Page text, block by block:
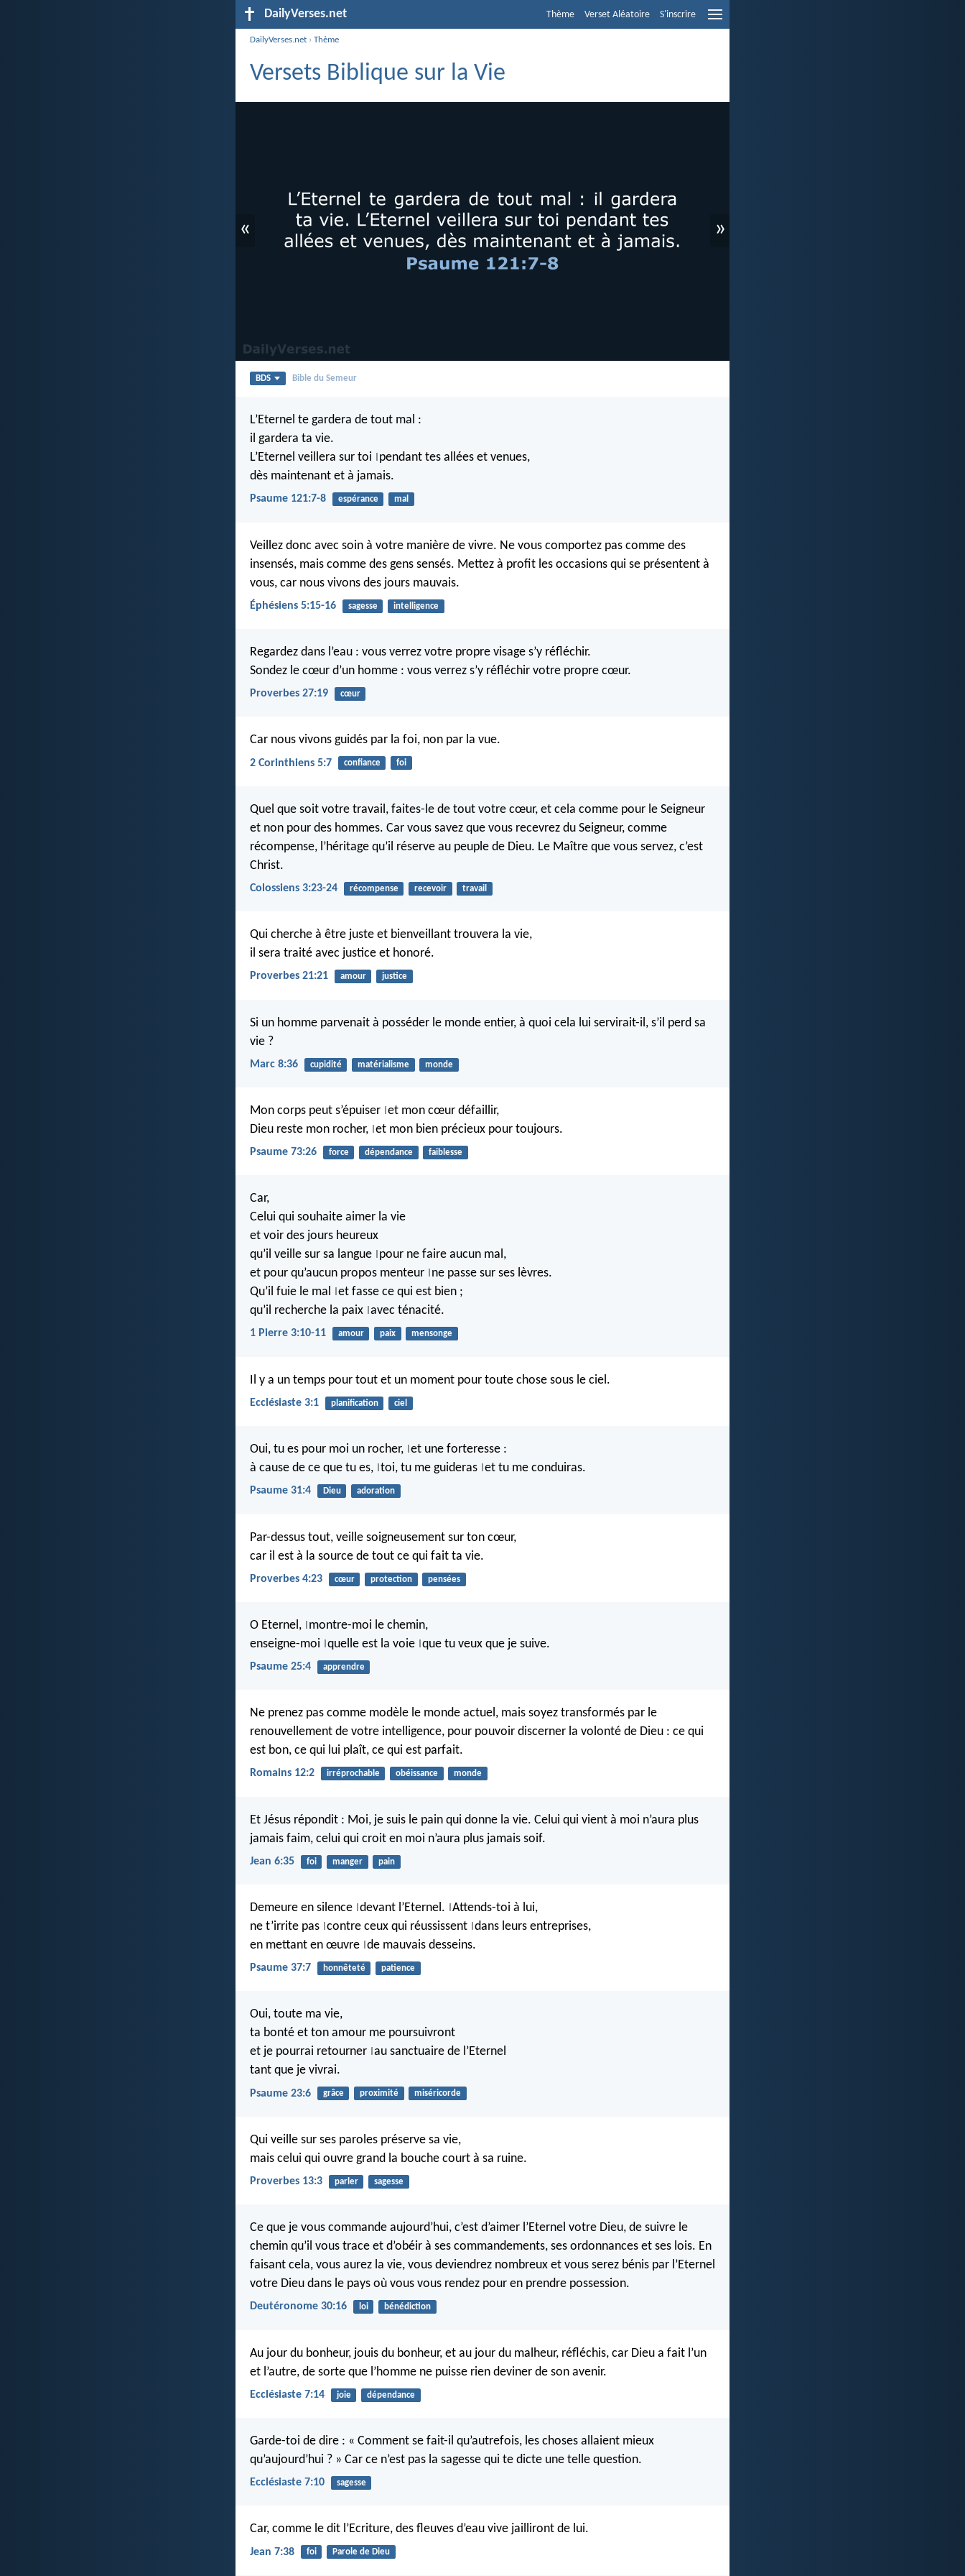
DailyVerses.net Thème Verset Aléatoire S'inscrire
DailyVerses.net ›Thème
Versets Biblique sur la Vie
« »
BDS Bible du Semeur
L’Eternel te gardera de tout mal :
il gardera ta vie.
L’Eternel veillera sur toi
pendant tes allées et venues,
dès maintenant et à jamais.
Psaume 121:7-8 espérance mal
Veillez donc avec soin à votre manière de vivre. Ne vous comportez pas comme des
insensés, mais comme des gens sensés. Mettez à profit les occasions qui se présentent à
vous, car nous vivons des jours mauvais.
Éphésiens 5:15-16 sagesse intelligence
Regardez dans l’eau : vous verrez votre propre visage s’y réfléchir.
Sondez le cœur d’un homme : vous verrez s’y réfléchir votre propre cœur.
Proverbes 27:19 cœur
Car nous vivons guidés par la foi, non par la vue.
2 Corinthiens 5:7 confiance foi
Quel que soit votre travail, faites-le de tout votre cœur, et cela comme pour le Seigneur
et non pour des hommes. Car vous savez que vous recevrez du Seigneur, comme
récompense, l’héritage qu’il réserve au peuple de Dieu. Le Maître que vous servez, c’est
Christ.
Colossiens 3:23-24 récompense recevoir travail
Qui cherche à être juste et bienveillant trouvera la vie,
il sera traité avec justice et honoré.
Proverbes 21:21 amour justice
Si un homme parvenait à posséder le monde entier, à quoi cela lui servirait-il, s’il perd sa
vie ?
Marc 8:36 cupidité matérialisme monde
Mon corps peut s’épuiser et mon cœur défaillir,
Dieu reste mon rocher, et mon bien précieux pour toujours.
Psaume 73:26 force dépendance faiblesse
Car,
Celui qui souhaite aimer la vie
et voir des jours heureux
qu’il veille sur sa langue pour ne faire aucun mal,
et pour qu’aucun propos menteur ne passe sur ses lèvres.
Qu’il fuie le mal et fasse ce qui est bien ;
qu’il recherche la paix avec ténacité.
1 Pierre 3:10-11 amour paix mensonge
Il y a un temps pour tout et un moment pour toute chose sous le ciel.
Ecclésiaste 3:1 planification ciel
Oui, tu es pour moi un rocher, et une forteresse :
à cause de ce que tu es, toi, tu me guideras et tu me conduiras.
Psaume 31:4 Dieu adoration
Par-dessus tout, veille soigneusement sur ton cœur,
car il est à la source de tout ce qui fait ta vie.
Proverbes 4:23 cœur protection pensées
O Eternel, montre-moi le chemin,
enseigne-moi quelle est la voie que tu veux que je suive.
Psaume 25:4 apprendre
Ne prenez pas comme modèle le monde actuel, mais soyez transformés par le
renouvellement de votre intelligence, pour pouvoir discerner la volonté de Dieu : ce qui
est bon, ce qui lui plaît, ce qui est parfait.
Romains 12:2 irréprochable obéissance monde
Et Jésus répondit : Moi, je suis le pain qui donne la vie. Celui qui vient à moi n’aura plus
jamais faim, celui qui croit en moi n’aura plus jamais soif.
Jean 6:35 foi manger pain
Demeure en silence devant l’Eternel. Attends-toi à lui,
ne t’irrite pas contre ceux qui réussissent dans leurs entreprises,
en mettant en œuvre de mauvais desseins.
Psaume 37:7 honnêteté patience
Oui, toute ma vie,
ta bonté et ton amour me poursuivront
et je pourrai retourner au sanctuaire de l’Eternel
tant que je vivrai.
Psaume 23:6 grâce proximité miséricorde
Qui veille sur ses paroles préserve sa vie,
mais celui qui ouvre grand la bouche court à sa ruine.
Proverbes 13:3 parler sagesse
Ce que je vous commande aujourd’hui, c’est d’aimer l’Eternel votre Dieu, de suivre le
chemin qu’il vous trace et d’obéir à ses commandements, ses ordonnances et ses lois. En
faisant cela, vous aurez la vie, vous deviendrez nombreux et vous serez bénis par l’Eternel
votre Dieu dans le pays où vous vous rendez pour en prendre possession.
Deutéronome 30:16 loi bénédiction
Au jour du bonheur, jouis du bonheur, et au jour du malheur, réfléchis, car Dieu a fait l’un
et l’autre, de sorte que l’homme ne puisse rien deviner de son avenir.
Ecclésiaste 7:14 joie dépendance
Garde-toi de dire : « Comment se fait-il qu’autrefois, les choses allaient mieux
qu’aujourd’hui ? » Car ce n’est pas la sagesse qui te dicte une telle question.
Ecclésiaste 7:10 sagesse
Car, comme le dit l’Ecriture, des fleuves d’eau vive jailliront de lui.
Jean 7:38 foi Parole de Dieu